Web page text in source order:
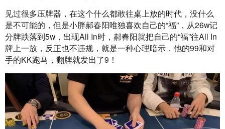
见过很多压牌器，在这个什么都敢往桌上放的时代，没什么
是不可能的，但是小胖郝春阳唯独喜欢自己的“福”，从26w记
分牌跌落到5w，出现All In时，郝春阳就把自己的“福”往All In
牌上一放，反正也不违规，就是一种心理暗示，他的99和对
手的KK跑马，翻牌就发出了9！